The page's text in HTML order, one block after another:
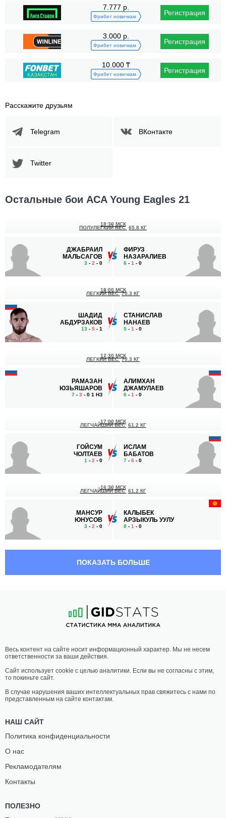
7.777 р.
Фрибет новичкам Регистрация
3.000 р.
Фрибет новичкам Регистрация
10.000 ₸
Фрибет новичкам Регистрация
Расскажите друзьям
Telegram ВКонтакте
Twitter
Остальные бои ACA Young Eagles 21
ДЖАБРАИЛ
МАЛЬСАГОВ
3 - 2 - 0
18:30 МСК
ПОЛУЛЕГКИЙ ВЕС 65.8 КГ
ФИРУЗ
НАЗАРАЛИЕВ
6 - 1 - 0
ШАДИД
АБДУРЗАКОВ
13 - 5 - 1
18:00 МСК
ЛЕГКИЙ ВЕС 70.3 КГ
СТАНИСЛАВ
НАНАЕВ
5 - 1 - 0
РАМАЗАН
ЮЗЬЯШАРОВ
7 - 3 - 0 1 НЗ
17:30 МСК
ЛЕГКИЙ ВЕС 70.3 КГ
АЛИМХАН
ДЖАМУЛАЕВ
6 - 1 - 0
ГОЙСУМ
ЧОЛТАЕВ
1 - 2 - 0
17:00 МСК
ЛЕГЧАЙШИЙ ВЕС 61.2 КГ
ИСЛАМ
БАБАТОВ
7 - 6 - 0
МАНСУР
ЮНУСОВ
3 - 2 - 0
16:30 МСК
ЛЕГЧАЙШИЙ ВЕС 61.2 КГ
КАЛЫБЕК
АРЗЫКУЛЬ УУЛУ
8 - 1 - 0
КУКАЕВ
2-3- 0
15:30 МСК
ПОЛУТЯЖЕЛЫЙ ВЕС 93 КГ
ЯМОЛОВ
ПОКАЗАТЬ БОЛЬШЕ
Весь контент на сайте носит информационный характер. Мы не несем
ответственности за ваши действия.
Сайт использует cookie с целью аналитики. Если вы не согласны с этим,
то покиньте сайт.
В случае нарушения ваших интеллектуальных прав свяжитесь с нами по
представленным на сайте контактам.
НАШ САЙТ
Политика конфиденциальности
О нас
Рекламодателям
Контакты
ПОЛЕЗНО